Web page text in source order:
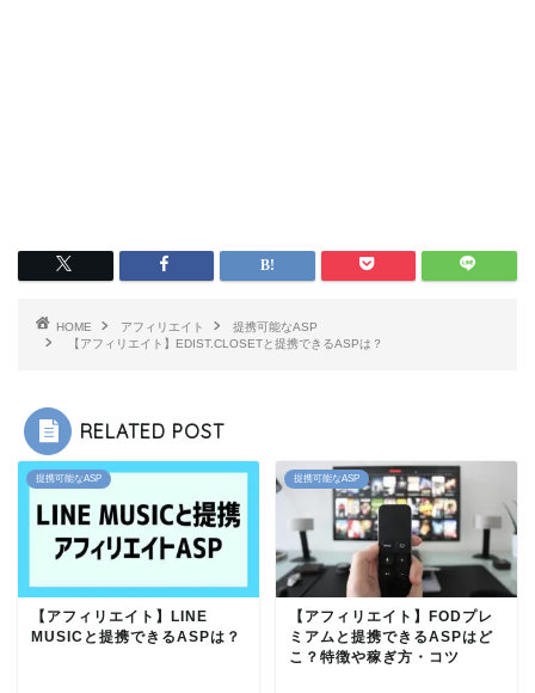
HOME アフィリエイト
提携可能なASP
【アフィリエイト】EDIST.CLOSETと提携できるASPは？
RELATED POST
提携可能なASP
【アフィリエイト】LINE
MUSICと提携できるASPは？
提携可能なASP
【アフィリエイト】FODプレ
ミアムと提携できるASPはど
こ？特徴や稼ぎ方・コツ